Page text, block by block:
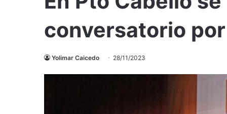
conversatorio
Yolimar Caicedo 28/11/2023